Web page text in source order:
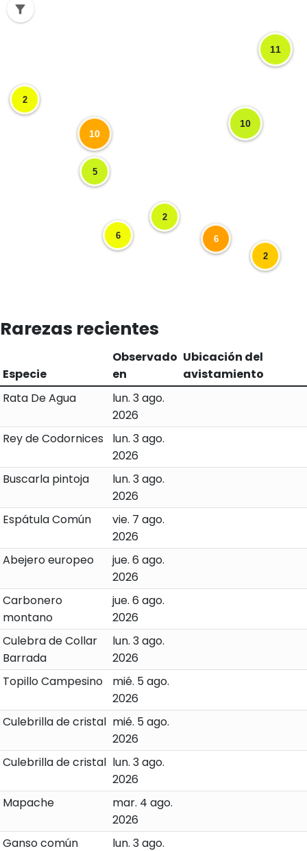
Rarezas recientes
Especie
Observado
en
Ubicación del
avistamiento
Rata De Agua
lun. 3 ago.
2026
Rey de Codornices
lun. 3 ago.
2026
Buscarla pintoja
lun. 3 ago.
2026
Espátula Común
vie. 7 ago.
2026
Abejero europeo
jue. 6 ago.
2026
Carbonero
montano
jue. 6 ago.
2026
Culebra de Collar
Barrada
lun. 3 ago.
2026
Topillo Campesino
mié. 5 ago.
2026
Culebrilla de cristal mié. 5 ago.
2026
Culebrilla de cristal lun. 3 ago.
2026
Mapache
mar. 4 ago.
2026
Ganso común
lun. 3 ago.